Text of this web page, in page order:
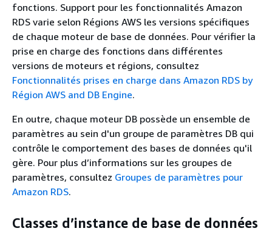
fonctions. Support pour les fonctionnalités Amazon
RDS varie selon Régions AWS les versions spécifiques
de chaque moteur de base de données. Pour vérifier la
prise en charge des fonctions dans différentes
versions de moteurs et régions, consultez
Fonctionnalités prises en charge dans Amazon RDS by
Région AWS and DB Engine.
En outre, chaque moteur DB possède un ensemble de
paramètres au sein d'un groupe de paramètres DB qui
contrôle le comportement des bases de données qu'il
gère. Pour plus d’informations sur les groupes de
paramètres, consultez Groupes de paramètres pour
Amazon RDS.
Classes d’instance de base de données